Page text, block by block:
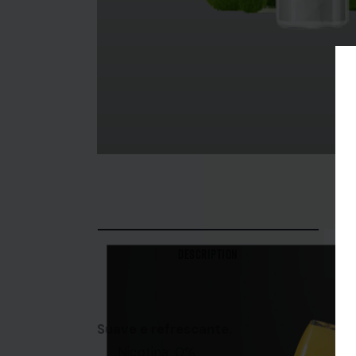
Suave e refrescante.